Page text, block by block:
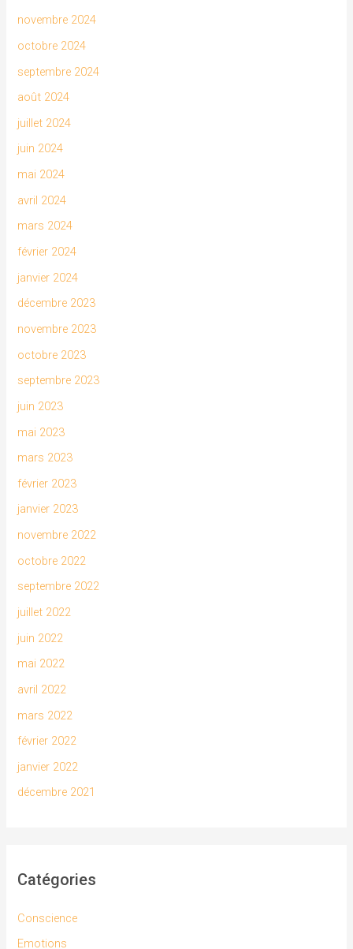
novembre 2024
octobre 2024
septembre 2024
août 2024
juillet 2024
juin 2024
mai 2024
avril 2024
mars 2024
février 2024
janvier 2024
décembre 2023
novembre 2023
octobre 2023
septembre 2023
juin 2023
mai 2023
mars 2023
février 2023
janvier 2023
novembre 2022
octobre 2022
septembre 2022
juillet 2022
juin 2022
mai 2022
avril 2022
mars 2022
février 2022
janvier 2022
décembre 2021
Catégories
Conscience
Emotions